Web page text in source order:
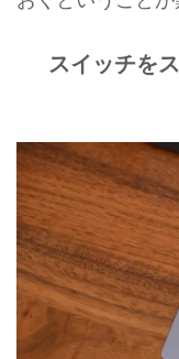
スイッチを